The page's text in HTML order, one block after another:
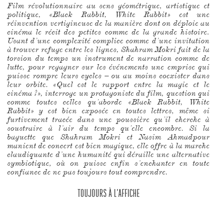
Film révolutionnaire au sens géométrique, artistique et
politique, «Black Rabbit, White Rabbit» est une
réinvention vertigineuse de la manière dont on déploie au
cinéma le récit des petites comme de la grande histoire.
Usant d’une complexité complice comme d’une invitation
à trouver refuge entre les lignes, Shahram Mokri fait de la
torsion du temps un instrument de narration comme de
lutte, pour regagner sur les événements une emprise qui
puisse rompre leurs cycles – ou au moins coexister dans
leur orbite. «Quel est le rapport entre la magie et le
cinéma ?», interroge un protagoniste du film, question qui
comme toutes celles qu’aborde «Black Rabbit, White
Rabbit» y est bien exposée en toutes lettres, même si
furtivement tracée dans une poussière qu’il cherche à
soustraire à l’air du temps qu’elle encombre. Si la
baguette que Shahram Mokri et Nasim Ahmadpour
manient de concert est bien magique, elle offre à la marche
claudiquante d’une humanité qui déraille une alternative
symbiotique, où on puisse enfin s’enchanter en toute
confiance de ne pas toujours tout comprendre.
TOUJOURS À L’AFFICHE